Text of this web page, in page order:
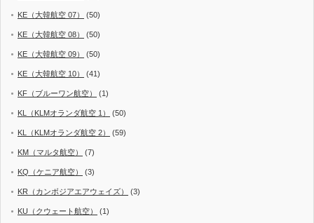
KE（大韓航空 07） (50)
KE（大韓航空 08） (50)
KE（大韓航空 09） (50)
KE（大韓航空 10） (41)
KF（ブルーワン航空） (1)
KL（KLMオランダ航空 1） (50)
KL（KLMオランダ航空 2） (59)
KM（マルタ航空） (7)
KQ（ケニア航空） (3)
KR（カンボジアエアウェイズ） (3)
KU（クウェート航空） (1)